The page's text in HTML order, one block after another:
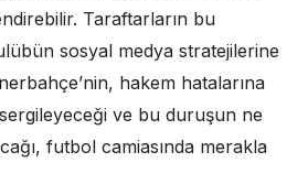
Taraftarların bu
sosyal medya stratejilerine
hakem hatalarına
ve bu duruşun ne
futbol camiasında merakla